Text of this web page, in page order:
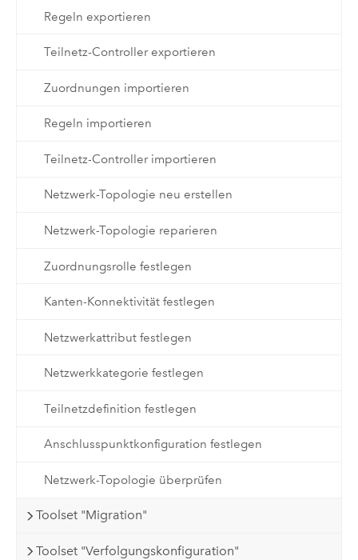
Regeln exportieren
Teilnetz-Controller exportieren
Zuordnungen importieren
Regeln importieren
Teilnetz-Controller importieren
Netzwerk-Topologie neu erstellen
Netzwerk-Topologie reparieren
Zuordnungsrolle festlegen
Kanten-Konnektivität festlegen
Netzwerkattribut festlegen
Netzwerkkategorie festlegen
Teilnetzdefinition festlegen
Anschlusspunktkonfiguration festlegen
Netzwerk-Topologie überprüfen
Toolset "Migration"
Toolset "Verfolgungskonfiguration"